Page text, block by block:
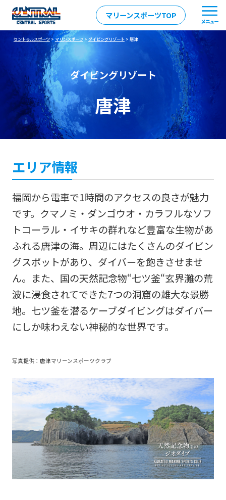
マリーンスポーツTOP
セントラルスポーツ>マリンスポーツ> ダイビングリゾート > 唐津
ダイビングリゾート
唐津
エリア情報
福岡から電車で1時間のアクセスの良さが魅力
です。クマノミ・ダンゴウオ・カラフルなソフ
トコーラル・イサキの群れなど豊富な生物があ
ふれる唐津の海。周辺にはたくさんのダイビン
グスポットがあり、ダイバーを飽きさせませ
ん。また、国の天然記念物“七ツ釜“玄界灘の荒
波に浸食されてできた7つの洞窟の雄大な景勝
地。七ツ釜を潜るケーブダイビングはダイバー
にしか味わえない神秘的な世界です。
写真提供：唐津マリーンスポーツクラブ